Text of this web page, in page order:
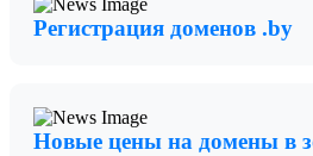
Регистрация доменов .by
Новые цены на домены в